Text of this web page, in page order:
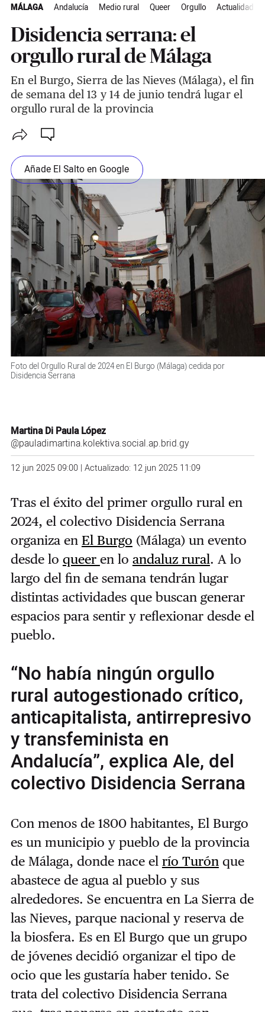
MÁLAGA Andalucía Medio rural Queer Orgullo Actualidad
Disidencia serrana: el
orgullo rural de Málaga
En el Burgo, Sierra de las Nieves (Málaga), el fin
de semana del 13 y 14 de junio tendrá lugar el
orgullo rural de la provincia
Añade El Salto en Google
Foto del Orgullo Rural de 2024 en El Burgo (Málaga) cedida por
Disidencia Serrana
Martina Di Paula López
@pauladimartina.kolektiva.social.ap.brid.gy
12 jun 2025 09:00 | Actualizado: 12 jun 2025 11:09
Tras el éxito del primer orgullo rural en
2024, el colectivo Disidencia Serrana
organiza en El Burgo (Málaga) un evento
desde lo queer en lo andaluz rural. A lo
largo del fin de semana tendrán lugar
distintas actividades que buscan generar
espacios para sentir y reflexionar desde el
pueblo.
“No había ningún orgullo
rural autogestionado crítico,
anticapitalista, antirrepresivo
y transfeminista en
Andalucía”, explica Ale, del
colectivo Disidencia Serrana
Con menos de 1800 habitantes, El Burgo
es un municipio y pueblo de la provincia
de Málaga, donde nace el río Turón que
abastece de agua al pueblo y sus
alrededores. Se encuentra en La Sierra de
las Nieves, parque nacional y reserva de
la biosfera. Es en El Burgo que un grupo
de jóvenes decidió organizar el tipo de
ocio que les gustaría haber tenido. Se
trata del colectivo Disidencia Serrana